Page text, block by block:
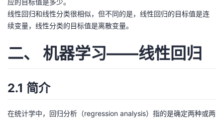
播
活
的
注
我
开
发
者
的
Programs
我
的
应的目标值是多少。
线性回归和线性分类很相似，但不同的是，线性回归的目标值是连
续变量，线性分类的目标值是离散变量。
二、 机器学习——线性回归
2.1 简介
在统计学中，回归分析（regression analysis）指的是确定两种或两